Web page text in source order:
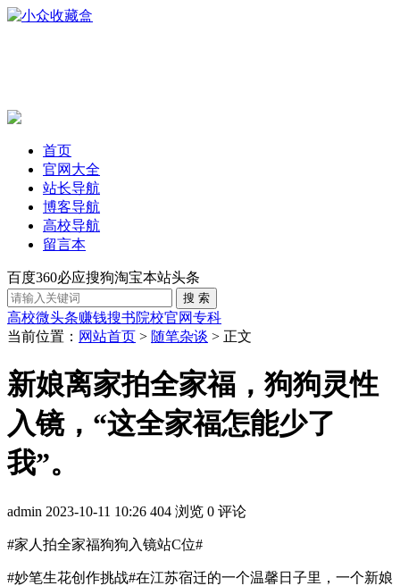
首页
官网大全
站长导航
博客导航
高校导航
留言本
百度360必应搜狗淘宝本站头条
高校微头条赚钱搜书院校官网专科
当前位置： 网站首页 > 随笔杂谈 > 正文
新娘离家拍全家福，狗狗灵性
入镜，“这全家福怎能少了
我”。
admin 2023-10-11 10:26 404 浏览 0 评论
#家人拍全家福狗狗入镜站C位#​
#妙笔生花创作挑战#在江苏宿迁的一个温馨日子里，一个新娘